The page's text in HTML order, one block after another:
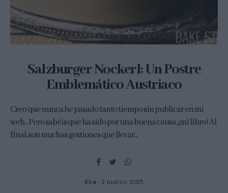
Salzburger Nockerl: Un Postre
Emblemático Austriaco
Creo que nunca he pasado tanto tiempo sin publicar en mi
web... Pero sabéis que ha sido por una buena causa, ¡mi libro! Al
final, son muchas gestiones que llevar...
Eva 2 marzo, 2025